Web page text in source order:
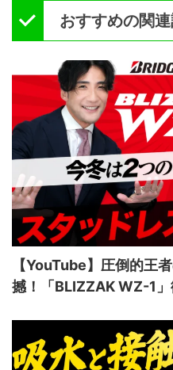
おすすめの関
【YouTube】圧倒的王
撼！「BLIZZAK WZ-1」